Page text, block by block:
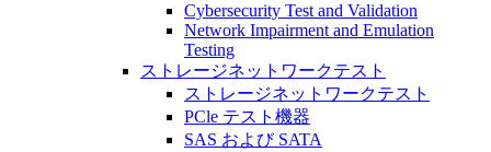
Cybersecurity Test and Validation
Network Impairment and Emulation
Testing
ストレージネットワークテスト
ストレージネットワークテスト
PCle テスト機器
SAS および SATA